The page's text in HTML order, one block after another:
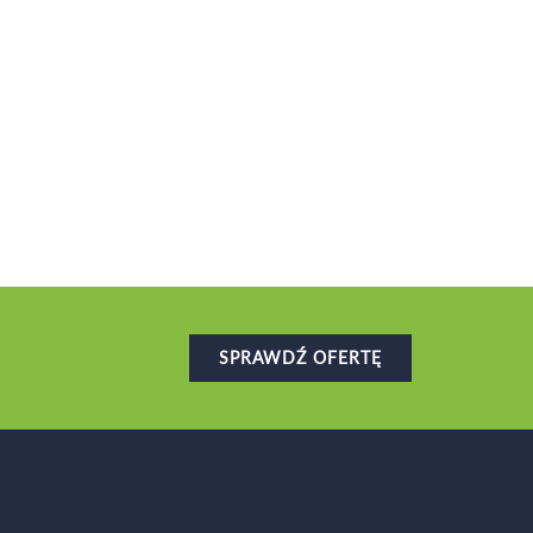
SPRAWDŹ OFERTĘ